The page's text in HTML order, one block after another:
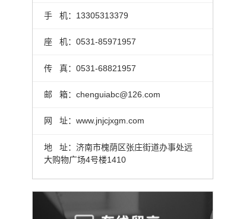
手 机：13305313379
座 机：0531-85971957
传 真：0531-68821957
邮 箱：chenguiabc@126.com
网 址：www.jnjcjxgm.com
地 址：济南市槐荫区张庄街道办事处远
大购物广场4号楼1410